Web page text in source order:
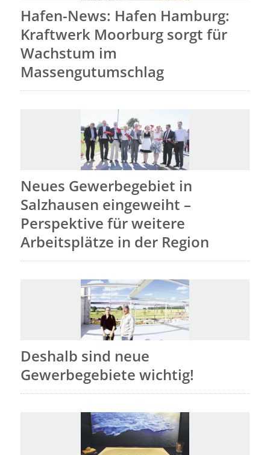
Hafen-News: Hafen Hamburg:
Kraftwerk Moorburg sorgt für
Wachstum im
Massengutumschlag
Neues Gewerbegebiet in
Salzhausen eingeweiht –
Perspektive für weitere
Arbeitsplätze in der Region
Deshalb sind neue
Gewerbegebiete wichtig!